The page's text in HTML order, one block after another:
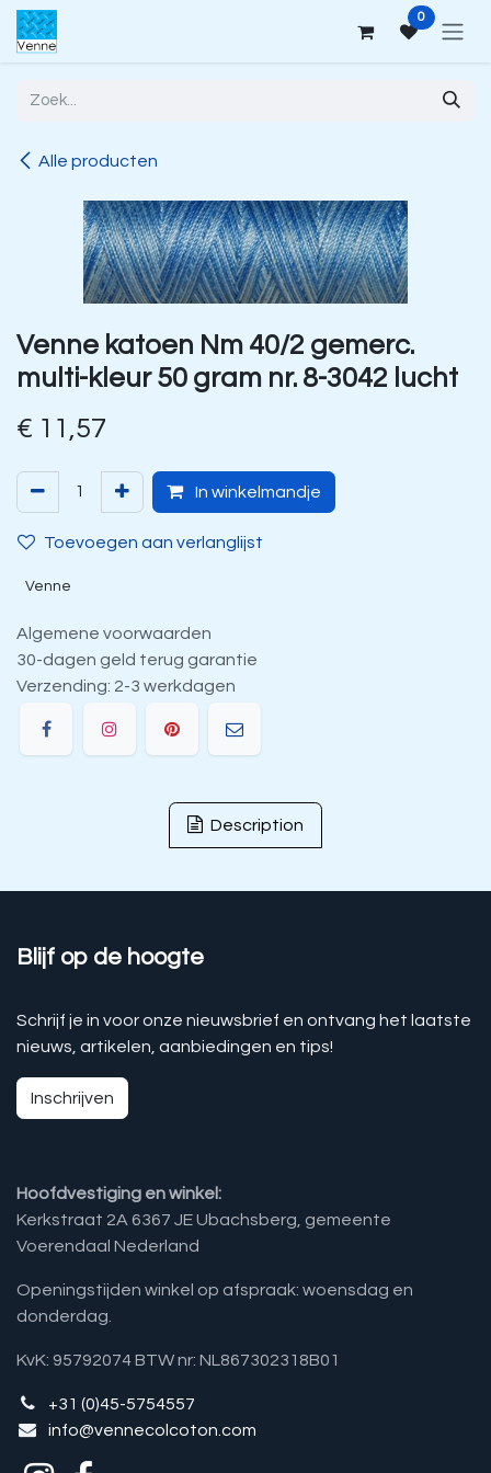
Overslaan naar inhoud 0
Alle producten
Venne katoen Nm 40/2 gemerc.
multi-kleur 50 gram nr. 8-3042 lucht
€ 11,57
In winkelmandje
Toevoegen aan verlanglijst
Venne
Algemene voorwaarden
30-dagen geld terug garantie
Verzending: 2-3 werkdagen
Description
Blijf op de hoogte
Schrijf je in voor onze nieuwsbrief en ontvang het laatste
nieuws, artikelen, aanbiedingen en tips!
Inschrijven
Hoofdvestiging en winkel:
Kerkstraat 2A 6367 JE Ubachsberg, gemeente
Voerendaal Nederland
Openingstijden winkel op afspraak: woensdag en
donderdag.
KvK: 95792074 BTW nr: NL867302318B01
+31 (0)45-5754557
info@vennecolcoton.com